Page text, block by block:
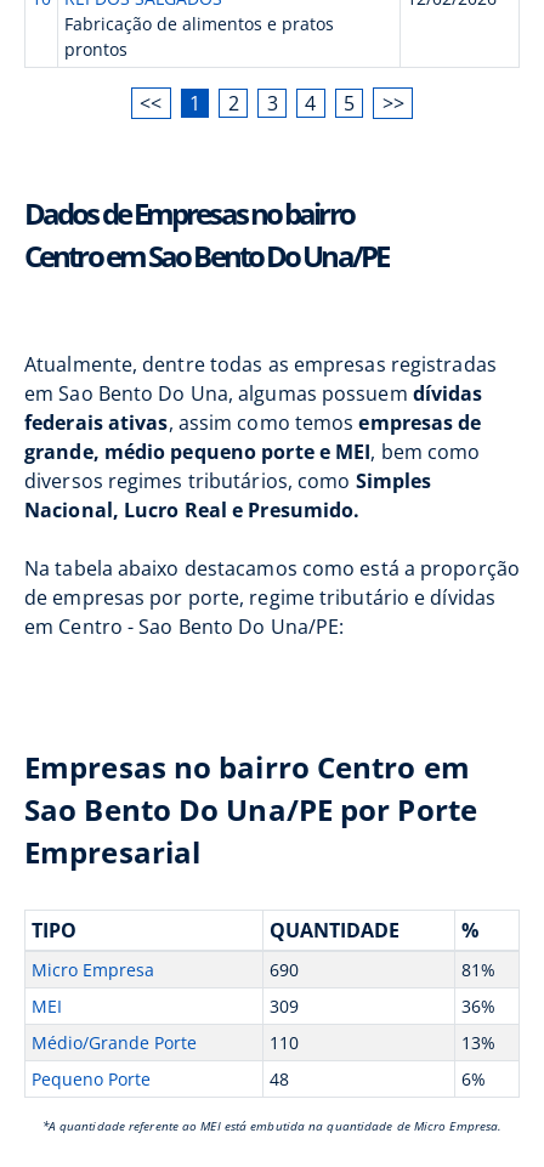
Fabricação de alimentos e pratos
prontos
<< 1 2 3 4 5 >>
Dados de Empresas no bairro
Centro em Sao Bento Do Una/PE
Atualmente, dentre todas as empresas registradas
em Sao Bento Do Una, algumas possuem dívidas
federais ativas, assim como temosempresas de
grande, médio pequeno porte e MEI, bem como
diversos regimes tributários, como Simples
Nacional, Lucro Real e Presumido.
Na tabela abaixo destacamos como está a proporção
de empresas por porte, regime tributário e dívidas
em Centro - Sao Bento Do Una/PE:
Empresas no bairro Centro em
Sao Bento Do Una/PE por Porte
Empresarial
TIPO QUANTIDADE %
Micro Empresa 690
81%
MEI
309
36%
Médio/Grande Porte
110
13%
Pequeno Porte
48 6%
*A quantidade referente ao MEI está embutida na quantidade de Micro Empresa.